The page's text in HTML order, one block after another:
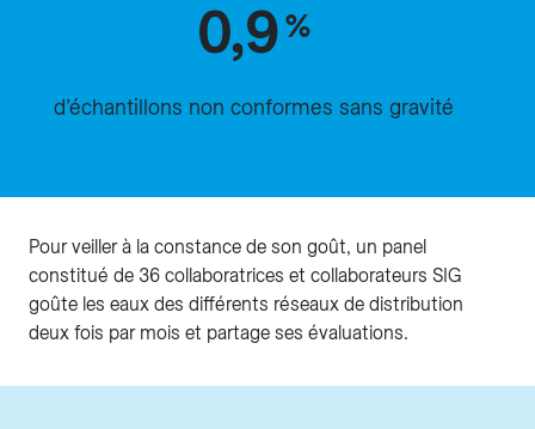
0,9%
d’échantillons non conformes sans gravité
Pour veiller à la constance de son goût, un panel
constitué de 36 collaboratrices et collaborateurs SIG
goûte les eaux des différents réseaux de distribution
deux fois par mois et partage ses évaluations.